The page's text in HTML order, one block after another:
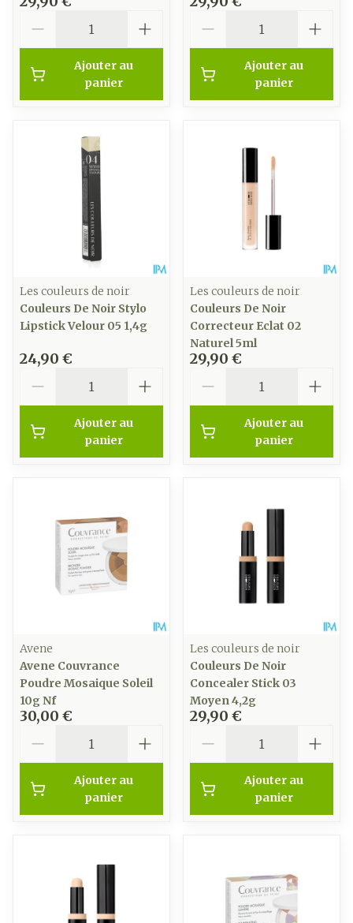
Ajouter au
panier
Ajouter au
panier
Les couleurs de noir
Couleurs De Noir Stylo
Lipstick Velour 05 1,4g
24,90 €
Ajouter au
panier
Les couleurs de noir
Couleurs De Noir
Correcteur Eclat 02
Naturel 5ml
29,90 €
Ajouter au
panier
Avene
Avene Couvrance
Poudre Mosaique Soleil
10g Nf
30,00 €
Ajouter au
panier
Les couleurs de noir
Couleurs De Noir
Concealer Stick 03
Moyen 4,2g
29,90 €
Ajouter au
panier